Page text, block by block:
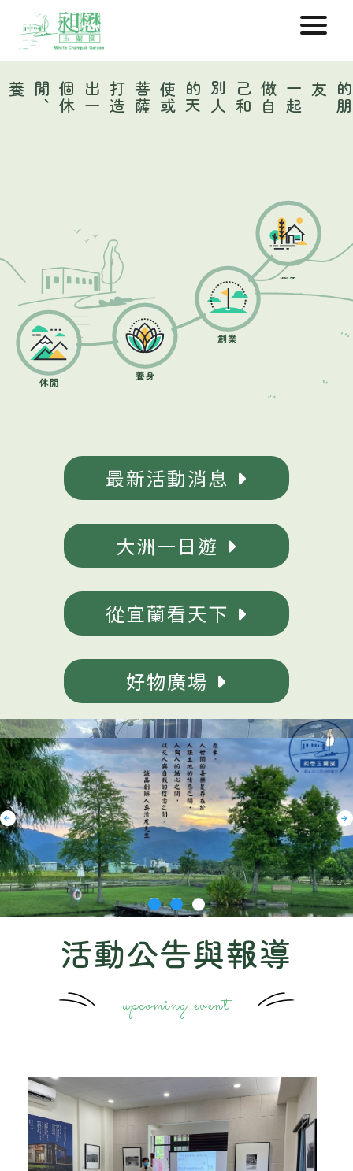
友
一
起
做
自
己
和
別
人
的
天
使
或
菩
薩
打
造
出
一
個
休
閒
、
養生
、
創業
最新活動消息
大洲一日遊
從宜蘭看天下
好物廣場
活動公告與報導
upcoming event